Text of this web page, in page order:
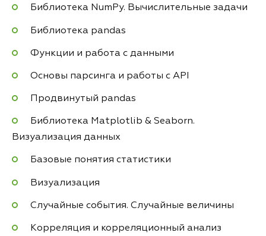
Библиотека NumPy. Вычислительные задачи
Библиотека pandas
Функции и работа с данными
Основы парсинга и работы с API
Продвинутый pandas
Библиотека Matplotlib & Seaborn.
Визуализация данных
Базовые понятия статистики
Визуализация
Случайные события. Случайные величины
Корреляция и корреляционный анализ